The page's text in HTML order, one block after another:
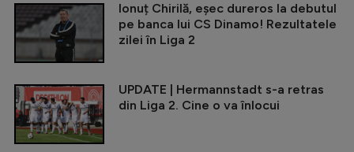
Ionuț Chirilă, eșec dureros la debutul
pe banca lui CS Dinamo! Rezultatele
zilei în Liga 2
UPDATE | Hermannstadt s-a retras
din Liga 2. Cine o va înlocui